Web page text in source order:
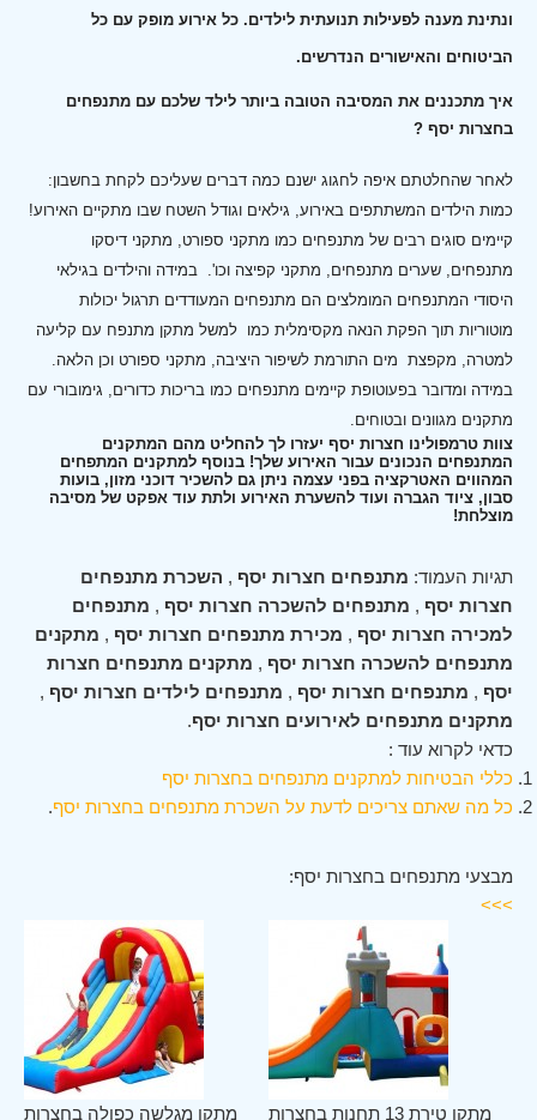
ונתינת מענה לפעילות תנועתית לילדים. כל אירוע מופק עם כל
הביטוחים והאישורים הנדרשים.
איך מתכננים את המסיבה הטובה ביותר לילד שלכם עם מתנפחים
בחצרות יסף ?
לאחר שהחלטתם איפה לחגוג ישנם כמה דברים שעליכם לקחת בחשבון:
כמות הילדים המשתתפים באירוע, גילאים וגודל השטח שבו מתקיים האירוע!
קיימים סוגים רבים של מתנפחים כמו מתקני ספורט, מתקני דיסקו
מתנפחים, שערים מתנפחים, מתקני קפיצה וכו'. במידה והילדים בגילאי
היסודי המתנפחים המומלצים הם מתנפחים המעודדים תרגול יכולות
מוטוריות תוך הפקת הנאה מקסימלית כמו למשל מתקן מתנפח עם קליעה
למטרה, מקפצת מים התורמת לשיפור היציבה, מתקני ספורט וכן הלאה.
במידה ומדובר בפעוטופת קיימים מתנפחים כמו בריכות כדורים, גימובורי עם
מתקנים מגוונים ובטוחים.
צוות טרמפולינו חצרות יסף יעזרו לך להחליט מהם המתקנים
המתנפחים הנכונים עבור האירוע שלך! בנוסף למתקנים המתפחים
המהווים האטרקציה בפני עצמה ניתן גם להשכיר דוכני מזון, בועות
סבון, ציוד הגברה ועוד להשערת האירוע ולתת עוד אפקט של מסיבה
מוצלחת!
תגיות העמוד: מתנפחים חצרות יסף , השכרת מתנפחים
חצרות יסף , מתנפחים להשכרה חצרות יסף , מתנפחים
למכירה חצרות יסף , מכירת מתנפחים חצרות יסף , מתקנים
מתנפחים להשכרה חצרות יסף , מתקנים מתנפחים חצרות
יסף , מתנפחים חצרות יסף , מתנפחים לילדים חצרות יסף ,
מתקנים מתנפחים לאירועים חצרות יסף.
כדאי לקרוא עוד :
כללי הבטיחות למתקנים מתנפחים בחצרות יסף
כל מה שאתם צריכים לדעת על השכרת מתנפחים בחצרות יסף.
מבצעי מתנפחים בחצרות יסף:
>>>
מתקן מגלשה כפולה בחצרות
מתקן טירת 13 תחנות בחצרות